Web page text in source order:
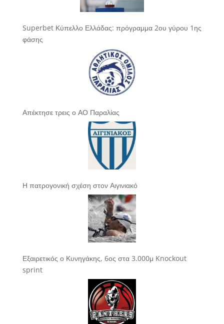
Superbet Κύπελλο Ελλάδας: πρόγραμμα 2ου γύρου 1ης
φάσης
Απέκτησε τρεις ο ΑΟ Παραλίας
Η πατρογονική σχέση στον Αιγινιακό
Εξαιρετικός ο Κυνηγάκης, 6ος στα 3.000μ Knockout
sprint